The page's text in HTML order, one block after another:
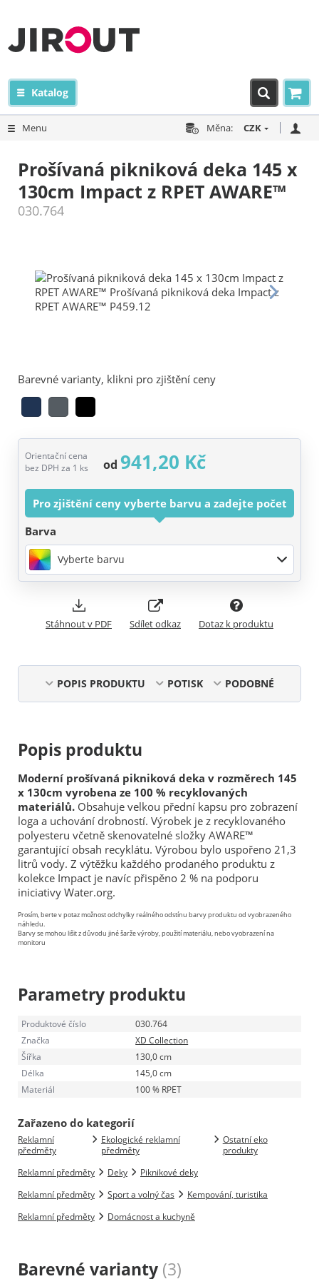
Katalog
Menu Měna: CZK
Prošívaná pikniková deka 145 x
130cm Impact z RPET AWARE™
030.764
Barevné varianty, klikni pro zjištění ceny
Orientační cena
bez DPH za 1 ks
od 941,20 Kč
Pro zjištění ceny vyberte barvu a zadejte počet
Barva
Vyberte barvu
Stáhnout v PDF Sdílet odkaz Dotaz k produktu
POPIS PRODUKTU POTISK PODOBNÉ
Popis produktu
Moderní prošívaná pikniková deka v rozměrech 145
x 130cm vyrobena ze 100 % recyklovaných
materiálů. Obsahuje velkou přední kapsu pro zobrazení
loga a uchování drobností. Výrobek je z recyklovaného
polyesteru včetně skenovatelné složky AWARE™
garantující obsah recyklátu. Výrobou bylo uspořeno 21,3
litrů vody. Z výtěžku každého prodaného produktu z
kolekce Impact je navíc přispěno 2 % na podporu
iniciativy Water.org.
Prosím, berte v potaz možnost odchylky reálného odstínu barvy produktu od vyobrazeného
náhledu.
Barvy se mohou lišit z důvodu jiné šarže výroby, použití materiálu, nebo vyobrazení na
monitoru
Parametry produktu
Produktové číslo
030.764
Značka
XD Collection
Šířka
130,0 cm
Délka
145,0 cm
Materiál
100 % RPET
Zařazeno do kategorií
Reklamní
předměty
Ekologické reklamní
předměty
Ostatní eko
produkty
Reklamní předměty
Deky
Piknikové deky
Reklamní předměty
Sport a volný čas
Kempování, turistika
Reklamní předměty
Domácnost a kuchyně
Barevné varianty (3)